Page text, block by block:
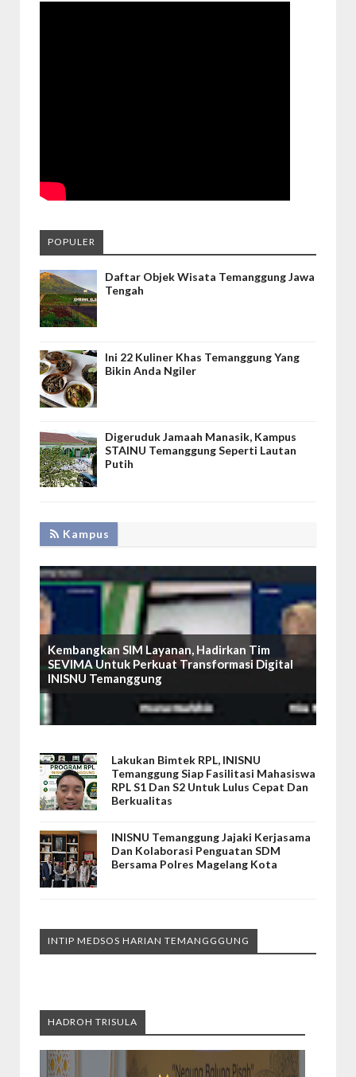
POPULER
Daftar Objek Wisata Temanggung Jawa
Tengah
Ini 22 Kuliner Khas Temanggung Yang
Bikin Anda Ngiler
Digeruduk Jamaah Manasik, Kampus
STAINU Temanggung Seperti Lautan
Putih
Kampus
Kembangkan SIM Layanan, Hadirkan Tim
SEVIMA Untuk Perkuat Transformasi Digital
INISNU Temanggung
Lakukan Bimtek RPL, INISNU
Temanggung Siap Fasilitasi Mahasiswa
RPL S1 Dan S2 Untuk Lulus Cepat Dan
Berkualitas
INISNU Temanggung Jajaki Kerjasama
Dan Kolaborasi Penguatan SDM
Bersama Polres Magelang Kota
INTIP MEDSOS HARIAN TEMANGGGUNG
HADROH TRISULA